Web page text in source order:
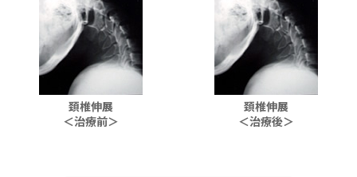
頚椎伸展
＜治療前＞
頚椎伸展
＜治療後＞